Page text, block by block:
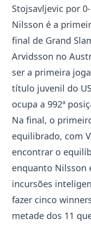
Stojsavljevic por
Nilsson é a
final de Grand
Arvidsson no
ser a primeira
título juvenil do
ocupa a 992ª
Na final, o
equilibrado, com
encontrar o
enquanto Nilsson
incursões
fazer cinco
metade dos 11